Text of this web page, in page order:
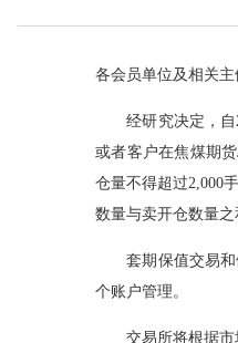
各会员单位及相关主
经研究决定，自
或者客户在焦煤期货
仓量不得超过2,000
数量与卖开仓数量之
套期保值交易
个账户管理。
交易所将根据